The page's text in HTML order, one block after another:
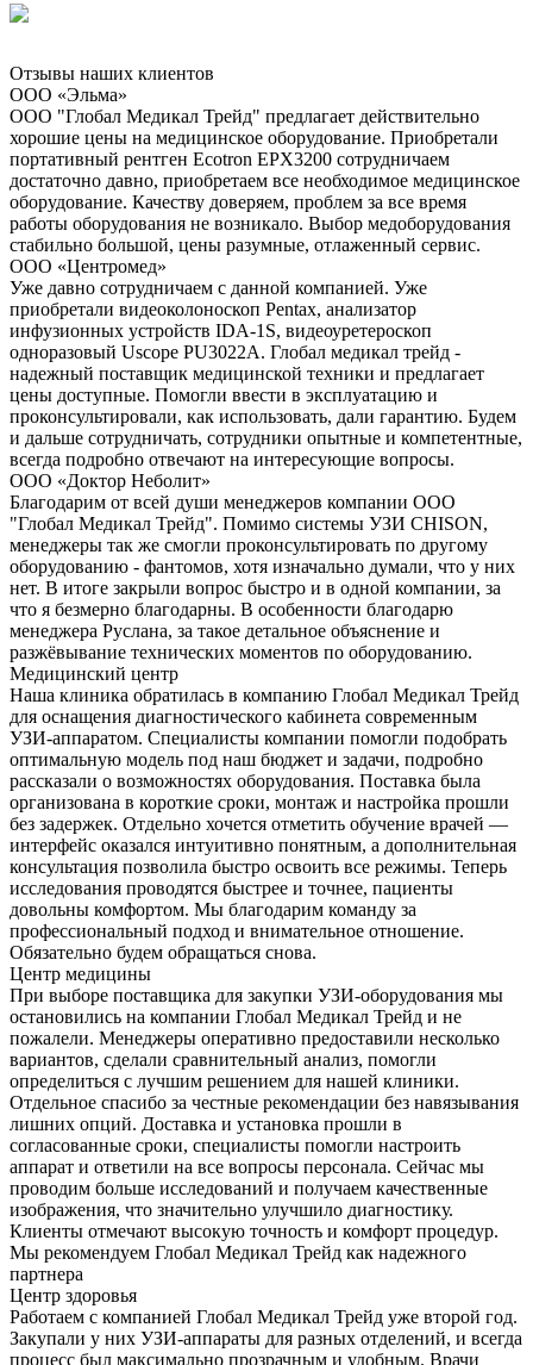
Отзывы наших клиентов
ООО «Эльма»
ООО "Глобал Медикал Трейд" предлагает действительно
хорошие цены на медицинское оборудование. Приобретали
портативный рентген Ecotron EPX3200 сотрудничаем
достаточно давно, приобретаем все необходимое медицинское
оборудование. Качеству доверяем, проблем за все время
работы оборудования не возникало. Выбор медоборудования
стабильно большой, цены разумные, отлаженный сервис.
ООО «Центромед»
Уже давно сотрудничаем с данной компанией. Уже
приобретали видеоколоноскоп Pentax, анализатор
инфузионных устройств IDA-1S, видеоуретероскоп
одноразовый Uscope PU3022A. Глобал медикал трейд -
надежный поставщик медицинской техники и предлагает
цены доступные. Помогли ввести в эксплуатацию и
проконсультировали, как использовать, дали гарантию. Будем
и дальше сотрудничать, сотрудники опытные и компетентные,
всегда подробно отвечают на интересующие вопросы.
ООО «Доктор Неболит»
Благодарим от всей души менеджеров компании ООО
"Глобал Медикал Трейд". Помимо системы УЗИ CHISON,
менеджеры так же смогли проконсультировать по другому
оборудованию - фантомов, хотя изначально думали, что у них
нет. В итоге закрыли вопрос быстро и в одной компании, за
что я безмерно благодарны. В особенности благодарю
менеджера Руслана, за такое детальное объяснение и
разжёвывание технических моментов по оборудованию.
Медицинский центр
Наша клиника обратилась в компанию Глобал Медикал Трейд
для оснащения диагностического кабинета современным
УЗИ-аппаратом. Специалисты компании помогли подобрать
оптимальную модель под наш бюджет и задачи, подробно
рассказали о возможностях оборудования. Поставка была
организована в короткие сроки, монтаж и настройка прошли
без задержек. Отдельно хочется отметить обучение врачей —
интерфейс оказался интуитивно понятным, а дополнительная
консультация позволила быстро освоить все режимы. Теперь
исследования проводятся быстрее и точнее, пациенты
довольны комфортом. Мы благодарим команду за
профессиональный подход и внимательное отношение.
Обязательно будем обращаться снова.
Центр медицины
При выборе поставщика для закупки УЗИ-оборудования мы
остановились на компании Глобал Медикал Трейд и не
пожалели. Менеджеры оперативно предоставили несколько
вариантов, сделали сравнительный анализ, помогли
определиться с лучшим решением для нашей клиники.
Отдельное спасибо за честные рекомендации без навязывания
лишних опций. Доставка и установка прошли в
согласованные сроки, специалисты помогли настроить
аппарат и ответили на все вопросы персонала. Сейчас мы
проводим больше исследований и получаем качественные
изображения, что значительно улучшило диагностику.
Клиенты отмечают высокую точность и комфорт процедур.
Мы рекомендуем Глобал Медикал Трейд как надежного
партнера
Центр здоровья
Работаем с компанией Глобал Медикал Трейд уже второй год.
Закупали у них УЗИ-аппараты для разных отделений, и всегда
процесс был максимально прозрачным и удобным. Врачи